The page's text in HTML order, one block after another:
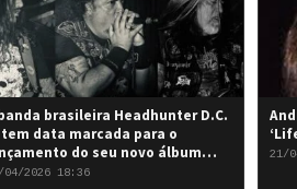
brasileira Headhunter D.C.
data marcada para o
do seu novo álbum
of the Damned…”: 6 de junho
04/2026 18:36
21/